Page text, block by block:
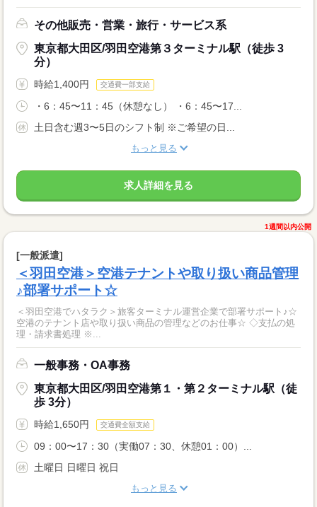
その他販売・営業・旅行・サービス系
東京都大田区/羽田空港第３ターミナル駅（徒歩 3
分）
時給1,400円 交通費一部支給
・6：45〜11：45（休憩なし） ・6：45〜17...
土日含む週3〜5日のシフト制 ※ご希望の日...
もっと見る
求人詳細を見る
1週間以内公開
[一般派遣]
＜羽田空港＞空港テナントや取り扱い商品管理
♪部署サポート☆
＜羽田空港でハタラク＞旅客ターミナル運営企業で部署サポート♪☆
空港のテナント店や取り扱い商品の管理などのお仕事☆ ◇支払の処
理・請求書処理 ※...
一般事務・OA事務
東京都大田区/羽田空港第１・第２ターミナル駅（徒
歩 3分）
時給1,650円 交通費全額支給
09：00〜17：30（実働07：30、休憩01：00）...
土曜日 日曜日 祝日
もっと見る